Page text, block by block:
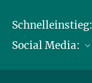
Schnelleinstieg:
Publikationen
Social Media: